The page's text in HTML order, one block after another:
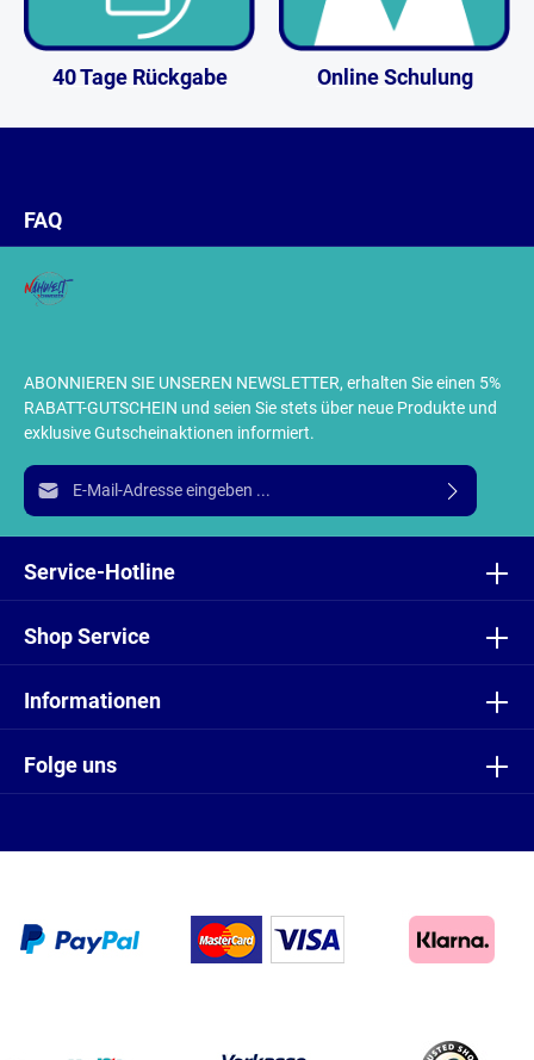
40 Tage Rückgabe Online Schulung
ABONNIEREN SIE UNSEREN NEWSLETTER, erhalten Sie einen 5%
RABATT-GUTSCHEIN und seien Sie stets über neue Produkte und
exklusive Gutscheinaktionen informiert.
E-Mail-Adresse*
Ich habe dieDatenschutzbestimmungenzur Kenntnis
einverstanden.
Folge uns
Service-Hotline
Shop Service
Informationen
FAQ